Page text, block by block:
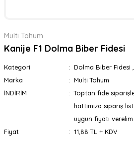
Multi Tohum
Kanije F1 Dolma Biber Fidesi
Kategori Dolma Biber Fidesi
Marka
Multi Tohum
İNDİRİM
Toptan fide
hattımıza sipariş
uygun fiyatı verelim
Fiyat
11,88 TL + KDV